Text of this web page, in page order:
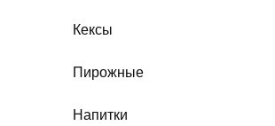
Кексы
Пирожные
Напитки